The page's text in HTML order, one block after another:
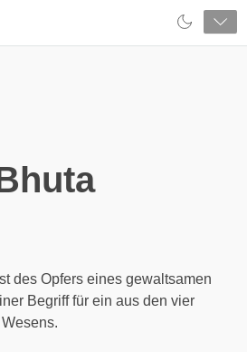
des Opfers eines gewaltsamen
Begriff für ein aus den vier